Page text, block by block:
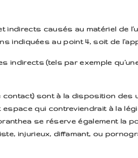
causés au matériel de
au point 4, soit de
(tels par exemple
sont à la disposition des
qui contreviendrait à la
se réserve également la
injurieux, diffamant, ou